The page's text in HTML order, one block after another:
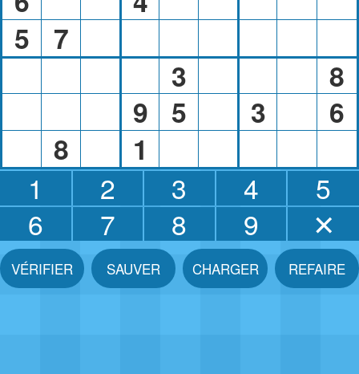
5
7
3
8
9
5 3
6
8
1
1 2 3 4
5
6
7 8 9 ✕
VÉRIFIER SAUVER CHARGER REFAIRE